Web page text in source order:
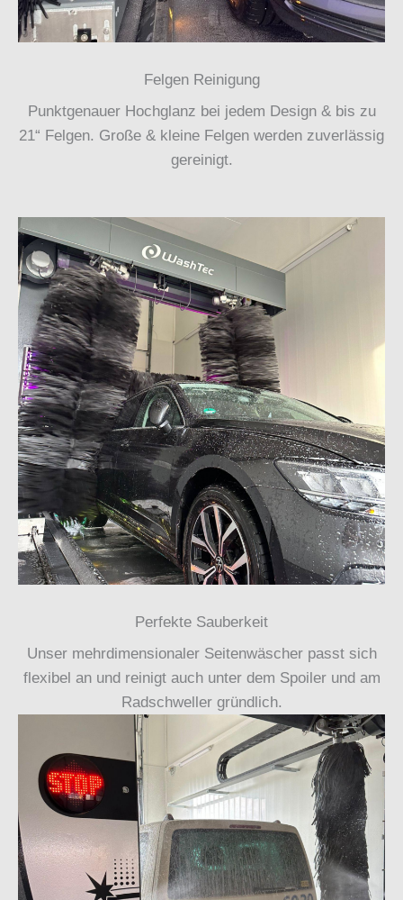
Felgen Reinigung
Punktgenauer Hochglanz bei jedem Design & bis zu
21“ Felgen. Große & kleine Felgen werden zuverlässig
gereinigt.
Perfekte Sauberkeit
Unser mehrdimensionaler Seitenwäscher passt sich
flexibel an und reinigt auch unter dem Spoiler und am
Radschweller gründlich.